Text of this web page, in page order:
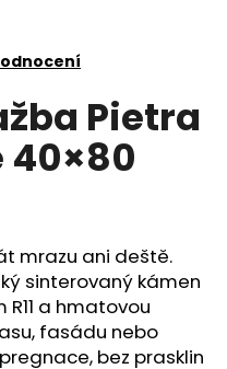
Pietra
40×80
mrazu ani deště.
sinterovaný kámen
a hmatovou
fasádu nebo
bez prasklin